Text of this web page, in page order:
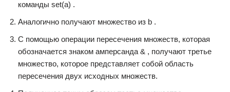
команды set(a) .
Аналогично получают множество из b .
С помощью операции пересечения множеств, которая
обозначается знаком амперсанда & , получают третье
множество, которое представляет собой область
пересечения двух исходных множеств.